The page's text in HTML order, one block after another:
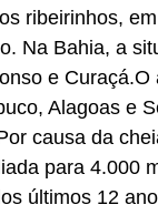
ribeirinhos,
Na Bahia, a
e Curaçá.O
Alagoas e
causa da
para 4.000
últimos 12